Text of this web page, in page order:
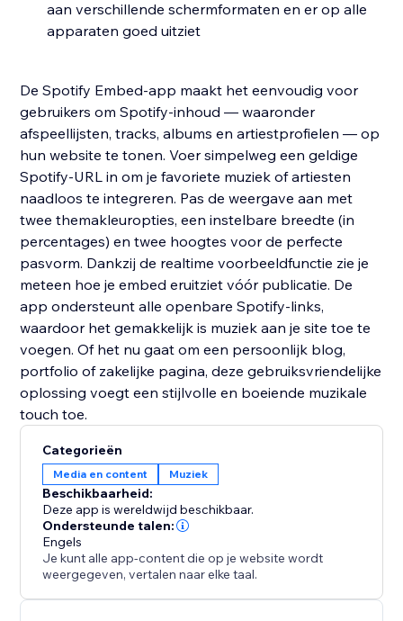
aan verschillende schermformaten en er op alle
apparaten goed uitziet
De Spotify Embed-app maakt het eenvoudig voor
gebruikers om Spotify-inhoud — waaronder
afspeellijsten, tracks, albums en artiestprofielen — op
hun website te tonen. Voer simpelweg een geldige
Spotify-URL in om je favoriete muziek of artiesten
naadloos te integreren. Pas de weergave aan met
twee themakleuropties, een instelbare breedte (in
percentages) en twee hoogtes voor de perfecte
pasvorm. Dankzij de realtime voorbeeldfunctie zie je
meteen hoe je embed eruitziet vóór publicatie. De
app ondersteunt alle openbare Spotify-links,
waardoor het gemakkelijk is muziek aan je site toe te
voegen. Of het nu gaat om een persoonlijk blog,
portfolio of zakelijke pagina, deze gebruiksvriendelijke
oplossing voegt een stijlvolle en boeiende muzikale
touch toe.
Categorieën
Media en content Muziek
Beschikbaarheid:
Deze app is wereldwijd beschikbaar.
Ondersteunde talen:
Engels
Je kunt alle app-content die op je website wordt
weergegeven, vertalen naar elke taal.